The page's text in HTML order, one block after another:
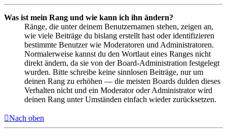
Was ist mein Rang und wie kann ich ihn ändern?
Ränge, die unter deinem Benutzernamen stehen, zeigen an,
wie viele Beiträge du bislang erstellt hast oder identifizieren
bestimmte Benutzer wie Moderatoren und Administratoren.
Normalerweise kannst du den Wortlaut eines Ranges nicht
direkt ändern, da sie von der Board-Administration festgelegt
wurden. Bitte schreibe keine sinnlosen Beiträge, nur um
deinen Rang zu erhöhen — die meisten Boards dulden dieses
Verhalten nicht und ein Moderator oder Administrator wird
deinen Rang unter Umständen einfach wieder zurücksetzen.
Nach oben